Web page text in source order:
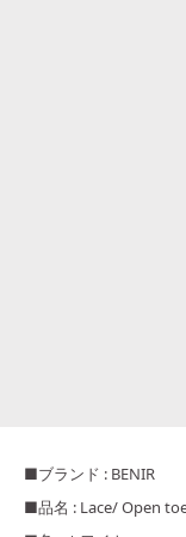
■ブランド : BENIR
■品名 : Lace/ Open